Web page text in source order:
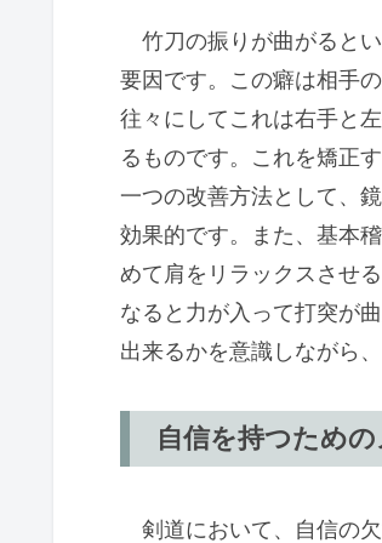
竹刀の振りが曲がると
要因です。この癖は相手
往々にしてこれは右手と
るものです。これを矯正
一つの改善方法として、
効果的です。また、基本
めて肩をリラックスさせ
なると力が入って打突が
出来るかを意識しながら
自信を持つため
剣道において、自信の欠